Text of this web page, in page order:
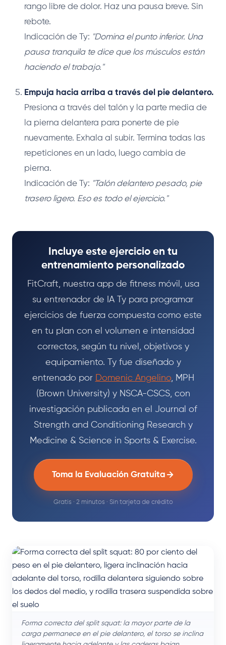
rango libre de dolor. Haz una pausa breve. Sin
rebote.
Indicación de Ty: "Domina el punto inferior. Una
pausa tranquila te dice que los músculos están
haciendo el trabajo."
Empuja hacia arriba a través del pie delantero.
Presiona a través del talón y la parte media de
la pierna delantera para ponerte de pie
nuevamente. Exhala al subir. Termina todas las
repeticiones en un lado, luego cambia de
pierna.
Indicación de Ty: "Talón delantero pesado, pie
trasero ligero. Eso es todo el ejercicio."
Incluye este ejercicio en tu
entrenamiento personalizado
FitCraft, nuestra app de fitness móvil, usa
su entrenador de IA Ty para programar
ejercicios de fuerza compuesta como este
en tu plan con el volumen e intensidad
correctos, según tu nivel, objetivos y
equipamiento. Ty fue diseñado y
entrenado por
Domenic Angelino, MPH
(Brown University) y NSCA-CSCS, con
investigación publicada en el Journal of
Strength and Conditioning Research y
Medicine & Science in Sports & Exercise.
Toma la Evaluación Gratuita
Gratis · 2 minutos · Sin tarjeta de crédito
Forma correcta del split squat: la mayor parte de la
carga permanece en el pie delantero, el torso se inclina